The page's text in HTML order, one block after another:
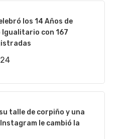
los 14 Años de
Igualitario con 167
talle de corpiño y una
le cambió la